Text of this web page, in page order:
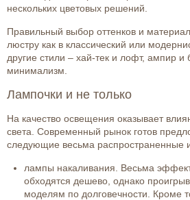
нескольких цветовых решений.
Правильный выбор оттенков и
люстру как в классический или
другие стили – хай-тек и лофт, ампир и
минимализм.
Лампочки и не только
На качество освещения оказывает
света. Современный рынок готов
следующие весьма распространенные
лампы накаливания. Весьма
обходятся дешево, однако
моделям по долговечности. Кроме